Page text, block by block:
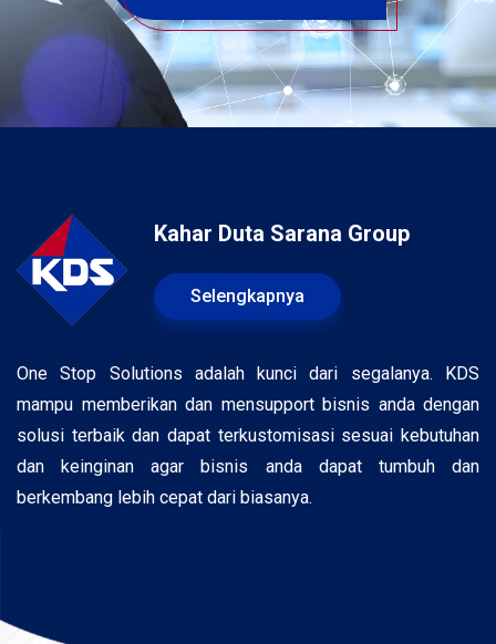
Kahar Duta Sarana Group
Selengkapnya
One Stop Solutions adalah kunci dari segalanya. KDS
mampu memberikan dan mensupport bisnis anda dengan
solusi terbaik dan dapat terkustomisasi sesuai kebutuhan
dan keinginan agar bisnis anda dapat tumbuh dan
berkembang lebih cepat dari biasanya.